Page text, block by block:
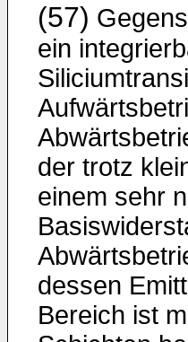
(57)
ein
der trotz
einem sehr
dessen
Bereich ist